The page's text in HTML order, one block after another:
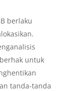
berlaku
untuk
tanda-tanda